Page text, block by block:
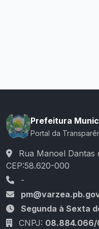
Prefeitura
Portal da
Rua Manoel Dantas
CEP:58.620-000
-
Segunda à Sexta
CNPJ: 08.884.066/